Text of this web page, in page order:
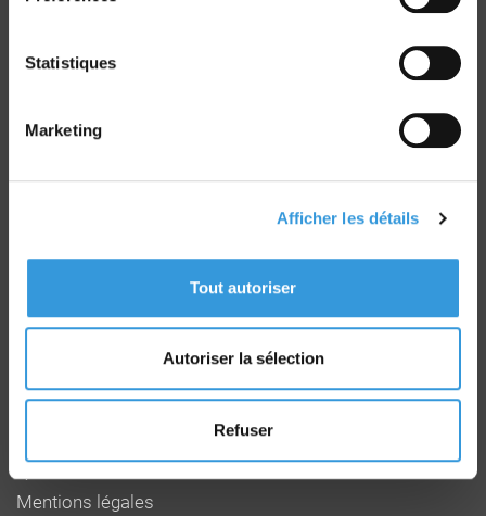
Statistiques
Marketing
Afficher les détails
Tout autoriser
Autoriser la sélection
Refuser
Route de la Chapelle Réanville
F 27950 SAINT MARCEL
Tél : 02 32 53 64 34
Mentions légales